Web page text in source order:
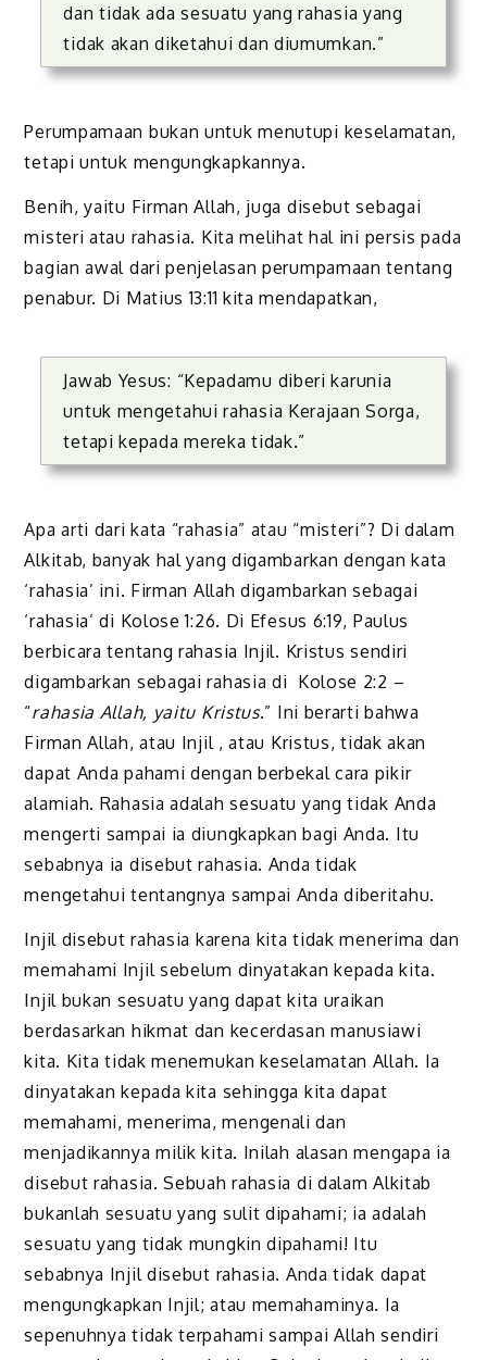
dan tidak ada sesuatu yang rahasia yang
tidak akan diketahui dan diumumkan.”
Perumpamaan bukan untuk menutupi keselamatan,
tetapi untuk mengungkapkannya.
Benih, yaitu Firman Allah, juga disebut sebagai
misteri atau rahasia. Kita melihat hal ini persis pada
bagian awal dari penjelasan perumpamaan tentang
penabur. Di Matius 13:11 kita mendapatkan,
Jawab Yesus: “Kepadamu diberi karunia
untuk mengetahui rahasia Kerajaan Sorga,
tetapi kepada mereka tidak.”
Apa arti dari kata “rahasia” atau “misteri”? Di dalam
Alkitab, banyak hal yang digambarkan dengan kata
‘rahasia’ ini. Firman Allah digambarkan sebagai
‘rahasia’ di Kolose 1:26. Di Efesus 6:19, Paulus
berbicara tentang rahasia Injil. Kristus sendiri
digambarkan sebagai rahasia di Kolose 2:2 –
“rahasia Allah, yaitu Kristus.” Ini berarti bahwa
Firman Allah, atau Injil , atau Kristus, tidak akan
dapat Anda pahami dengan berbekal cara pikir
alamiah. Rahasia adalah sesuatu yang tidak Anda
mengerti sampai ia diungkapkan bagi Anda. Itu
sebabnya ia disebut rahasia. Anda tidak
mengetahui tentangnya sampai Anda diberitahu.
Injil disebut rahasia karena kita tidak menerima dan
memahami Injil sebelum dinyatakan kepada kita.
Injil bukan sesuatu yang dapat kita uraikan
berdasarkan hikmat dan kecerdasan manusiawi
kita. Kita tidak menemukan keselamatan Allah. Ia
dinyatakan kepada kita sehingga kita dapat
memahami, menerima, mengenali dan
menjadikannya milik kita. Inilah alasan mengapa ia
disebut rahasia. Sebuah rahasia di dalam Alkitab
bukanlah sesuatu yang sulit dipahami; ia adalah
sesuatu yang tidak mungkin dipahami! Itu
sebabnya Injil disebut rahasia. Anda tidak dapat
mengungkapkan Injil; atau memahaminya. Ia
sepenuhnya tidak terpahami sampai Allah sendiri